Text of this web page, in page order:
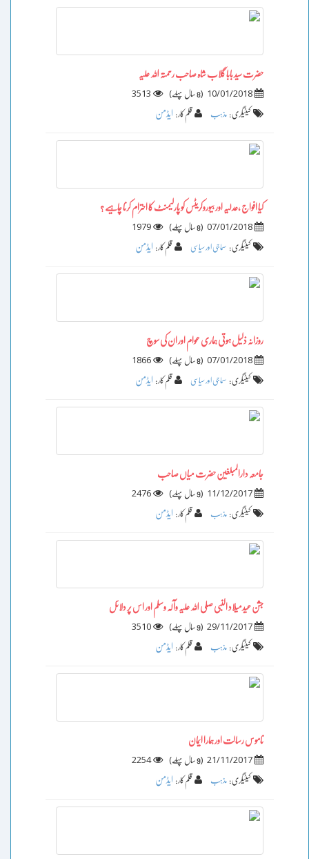
حضرت سید بابا گلاب شاہ صاحب رحمتہ اللہ علیہ
10/01/2018
(8 سال پہلے )
3513
کیٹیگری : مذہب قلم کار : ایڈمن
کیا افواج ،عدلیہ اور بیوروکریٹس کو پارلیمنٹ کا احترام کرنا چاہیے ؟
07/01/2018
(8 سال پہلے )
1979
کیٹیگری : سماجی اور سیاسی قلم کار : ایڈمن
روزانہ ذلیل ہوتی ہماری عوام اور ان کی سوچ
07/01/2018
(8 سال پہلے )
1866
کیٹیگری : سماجی اور سیاسی قلم کار : ایڈمن
جامعہ دارالمبلغین حضرت میاں صاحب
11/12/2017
(9 سال پہلے )
2476
کیٹیگری : مذہب قلم کار : ایڈمن
جشن عیدمیلاد النبی صلی اللہ علیہ وآلہ وسلم اور اس پر دلائل
29/11/2017
(9 سال پہلے )
3510
کیٹیگری : مذہب قلم کار : ایڈمن
ناموس رسالت اور ہمارا ایمان
21/11/2017
(9 سال پہلے )
2254
کیٹیگری : مذہب قلم کار : ایڈمن